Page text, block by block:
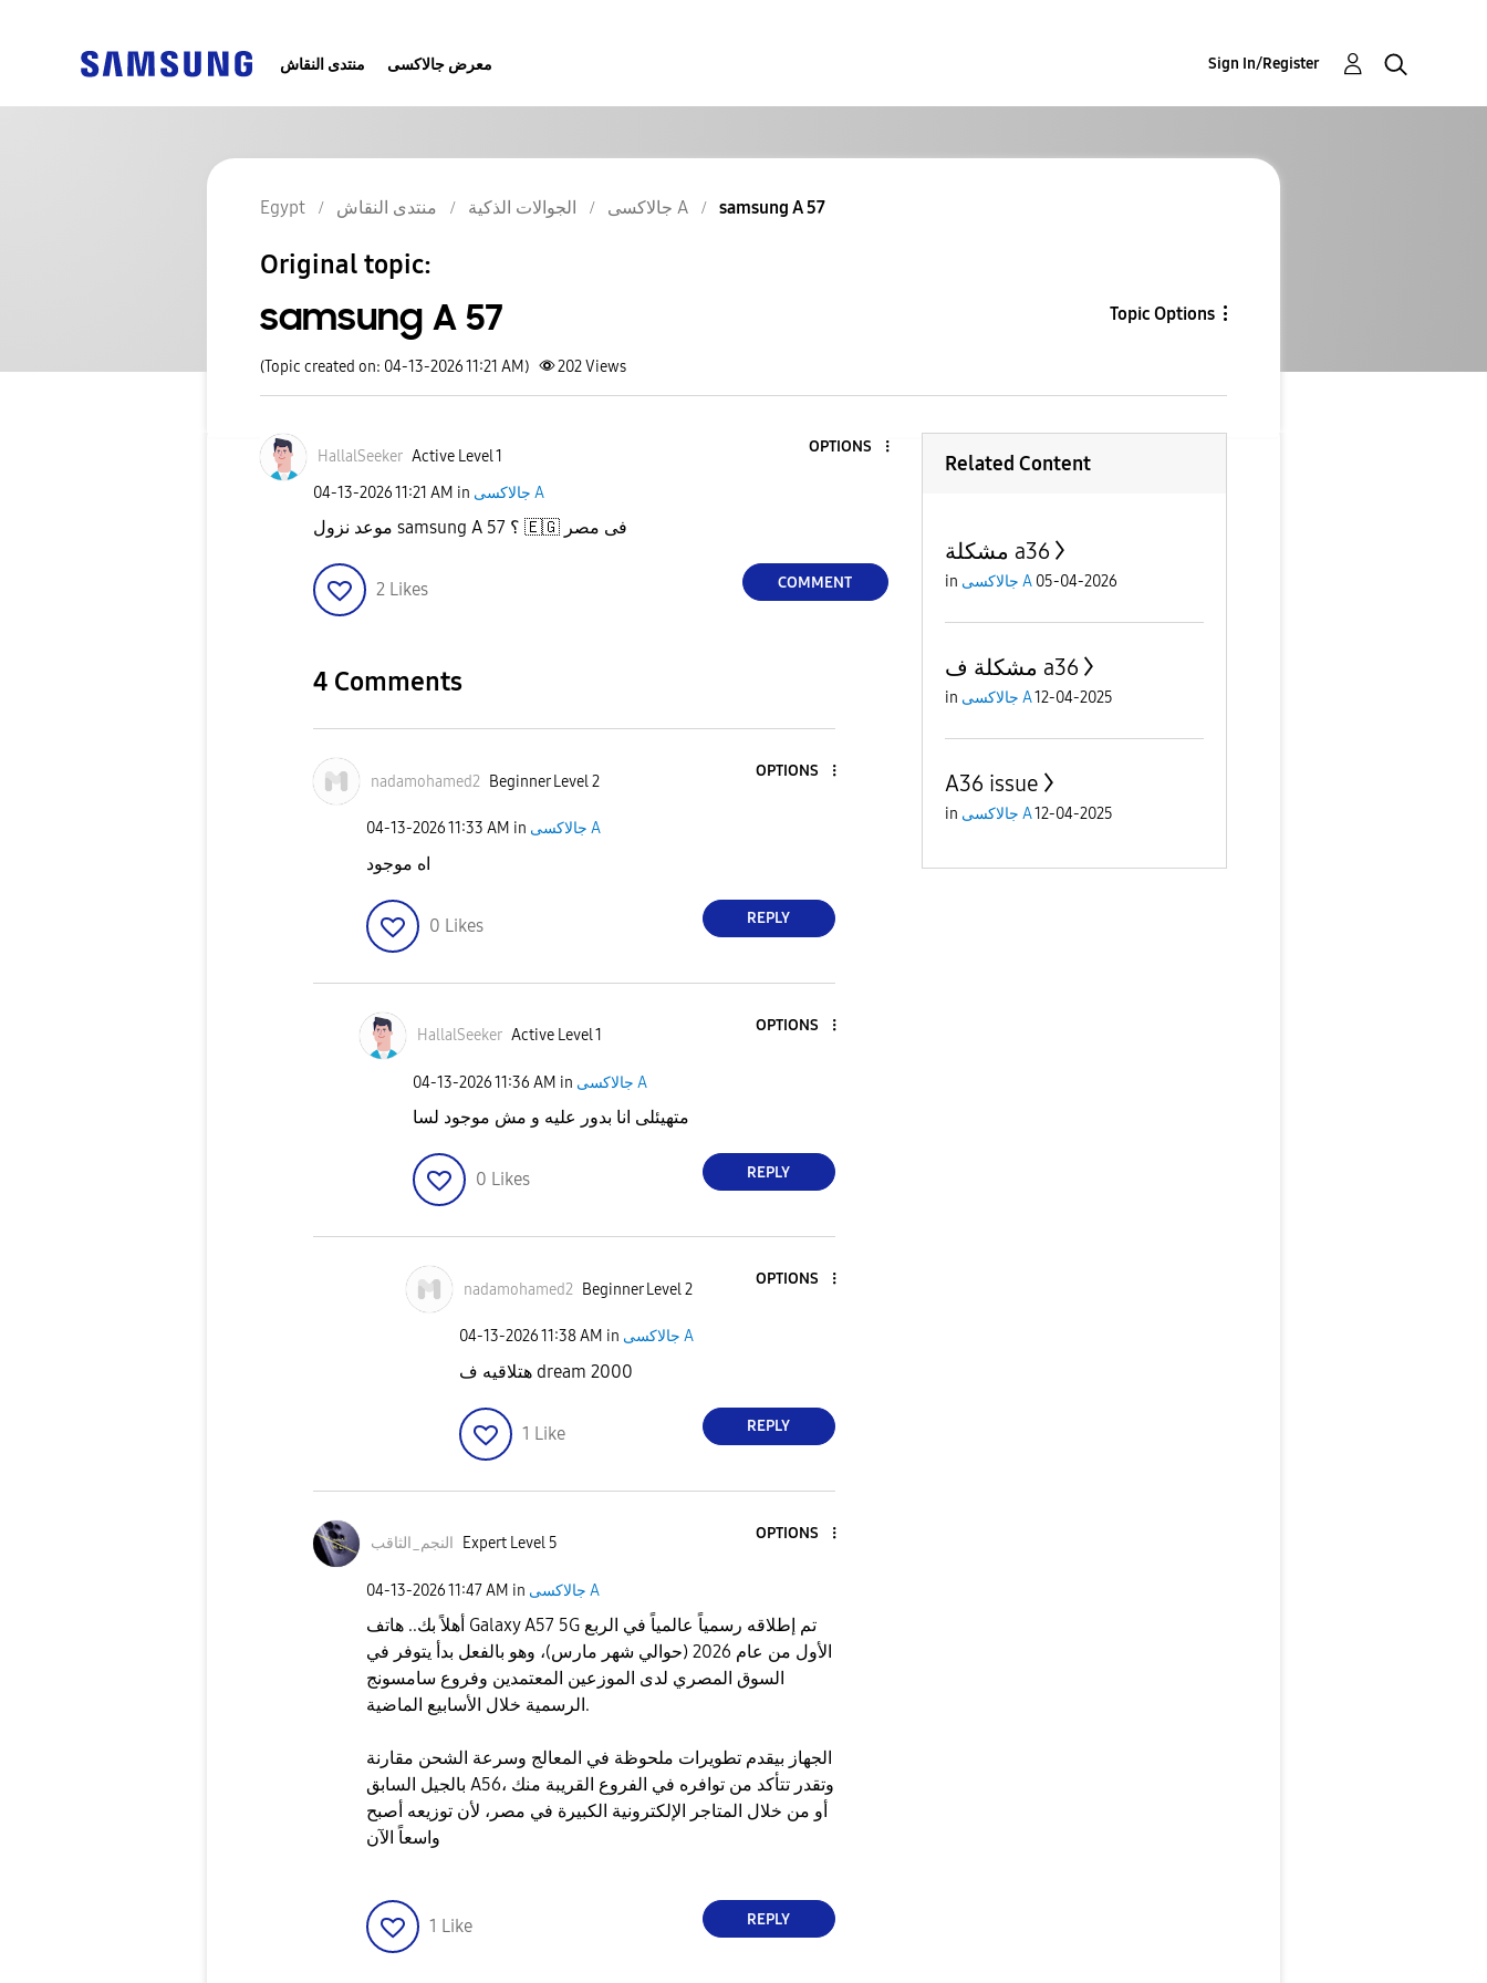
منتدى النقاش معرض جالاكسى Sign In/Register
Egypt منتدى النقاش الجوالات الذكية جالاكسى A samsung A 57
Original topic:
samsung A 57 Topic Options
(Topic created on: 04-13-2026 11:21 AM) 202Views
HallalSeeker Active Level 1
OPTIONS
‎04-13-202611:21 AM in جالاكسى A
موعد نزول samsung A 57 فى مصر 🇪🇬 ؟
2 Likes COMMENT
4 Comments
nadamohamed2 Beginner Level 2
OPTIONS
‎04-13-202611:33 AM in جالاكسى A
اه موجود
0 Likes REPLY
HallalSeeker Active Level 1
OPTIONS
‎04-13-202611:36 AM in جالاكسى A
متهيئلى انا بدور عليه و مش موجود لسا
0 Likes REPLY
nadamohamed2 Beginner Level 2
OPTIONS
‎04-13-202611:38 AM in جالاكسى A
هتلاقيه ف dream 2000
1 Like REPLY
النجم_الثاقب Expert Level 5
OPTIONS
‎04-13-202611:47 AM in جالاكسى A
أهلاً بك.. هاتف Galaxy A57 5G تم إطلاقه رسمياً عالمياً في الربع
الأول من عام 2026 (حوالي شهر مارس)، وهو بالفعل بدأ يتوفر في
السوق المصري لدى الموزعين المعتمدين وفروع سامسونج
الرسمية خلال الأسابيع الماضية.
​الجهاز بيقدم تطويرات ملحوظة في المعالج وسرعة الشحن مقارنة
بالجيل السابق A56، وتقدر تتأكد من توافره في الفروع القريبة منك
أو من خلال المتاجر الإلكترونية الكبيرة في مصر، لأن توزيعه أصبح
واسعاً الآن
1 Like REPLY
Related Content
مشكلة a36
in جالاكسى A 05-04-2026
مشكلة ف a36
in جالاكسى A12-04-2025
A36 issue
in جالاكسى A12-04-2025